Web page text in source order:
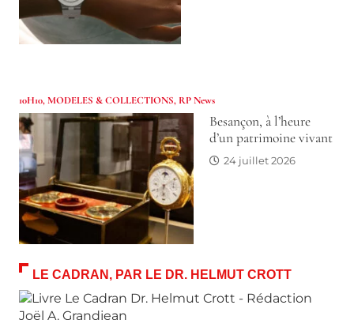
10H10,MODELES & COLLECTIONS, RP News
Besançon, à l’heure
d’un patrimoine vivant
24 juillet 2026
LE CADRAN, PAR LE DR. HELMUT CROTT